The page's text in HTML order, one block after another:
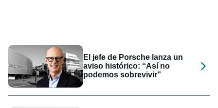
El jefe de Porsche lanza un
aviso histórico: “Así no
podemos sobrevivir”